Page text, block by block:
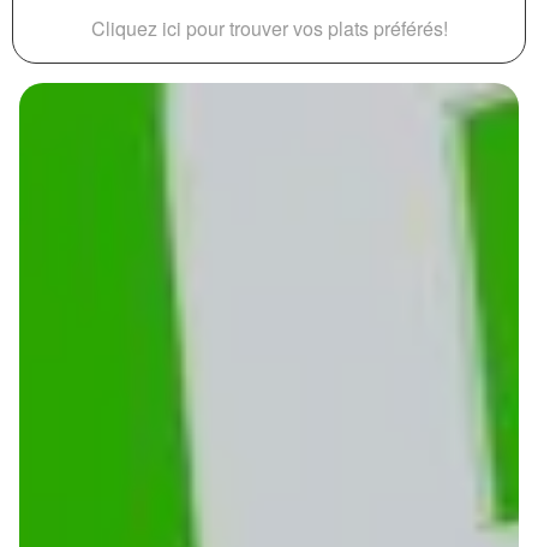
Cliquez ici pour trouver vos plats préférés!